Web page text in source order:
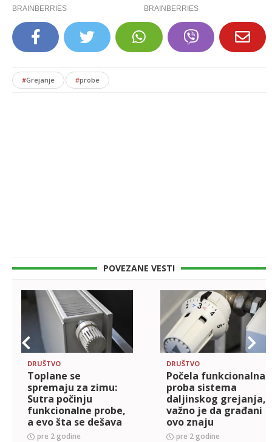
#Grejanje #probe
POVEZANE VESTI
DRUŠTVO
Toplane se
spremaju za zimu:
Sutra počinju
funkcionalne probe,
a evo šta se dešava
sa cenom
pre 2 godine
DRUŠTVO
Počela funkcionalna
proba sistema
daljinskog grejanja,
važno je da građani
ovo znaju
pre 2 godine